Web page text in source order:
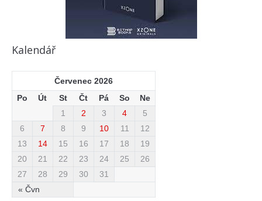
Kalendář
Červenec 2026
Po
Út St Čt Pá So Ne
« Čvn
1 2 3 4
5
6
7 8 9 10 11
12
13
14 15 16 17 18
19
20
21 22 23 24 25
26
27
28 29 30 31